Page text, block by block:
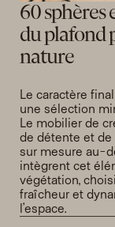
Le caractère
une sélection
Le mobilier de
de détente et de
sur mesure au-
intègrent cet
végétation,
fraîcheur et
l’espace.
60 sphères
du plafond
nature